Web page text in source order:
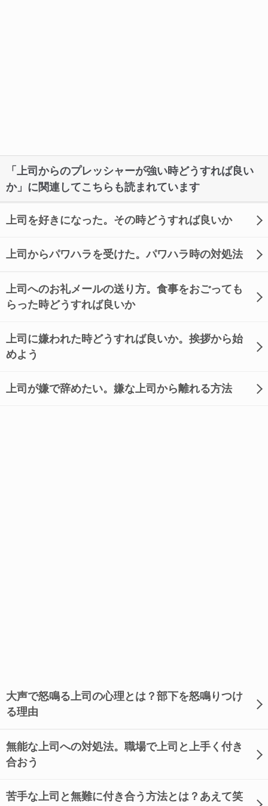
「上司からのプレッシャーが強い時どうすれば良い
か」に関連してこちらも読まれています
上司を好きになった。その時どうすれば良いか
上司からパワハラを受けた。パワハラ時の対処法
上司へのお礼メールの送り方。食事をおごっても
らった時どうすれば良いか
上司に嫌われた時どうすれば良いか。挨拶から始
めよう
上司が嫌で辞めたい。嫌な上司から離れる方法
大声で怒鳴る上司の心理とは？部下を怒鳴りつけ
る理由
無能な上司への対処法。職場で上司と上手く付き
合おう
苦手な上司と無難に付き合う方法とは？あえて笑